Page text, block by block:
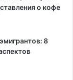
о кофе
8